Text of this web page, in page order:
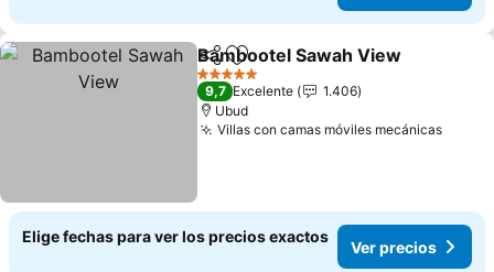
CompartirAgregar a favoritos
Bambootel Sawah View
5 Estrellas
9,7 Excelente
1.406
Ubud
Villas con camas móviles mecánicasVer
Elige fechas para ver los precios exactos
Ver precios